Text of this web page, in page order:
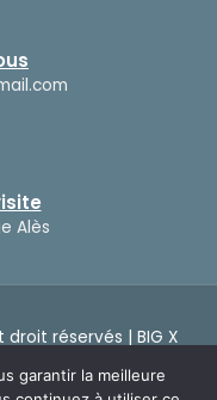
Alès
droit réservés | BIG X
garantir la meilleure